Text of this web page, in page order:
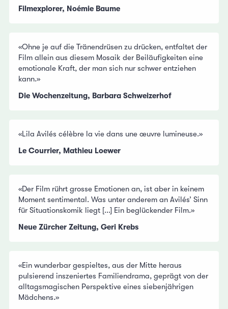
Filmexplorer, Noémie Baume
«Ohne je auf die Tränendrüsen zu drücken, entfaltet der
Film allein aus diesem Mosaik der Beiläufigkeiten eine
emotionale Kraft, der man sich nur schwer entziehen
kann.»
Die Wochenzeitung, Barbara Schweizerhof
«Lila Avilés célèbre la vie dans une œuvre lumineuse.»
Le Courrier, Mathieu Loewer
«Der Film rührt grosse Emotionen an, ist aber in keinem
Moment sentimental. Was unter anderem an Avilés’ Sinn
für Situationskomik liegt [...] Ein beglückender Film.»
Neue Zürcher Zeitung, Geri Krebs
«Ein wunderbar gespieltes, aus der Mitte heraus
pulsierend inszeniertes Familiendrama, geprägt von der
alltagsmagischen Perspektive eines siebenjährigen
Mädchens.»